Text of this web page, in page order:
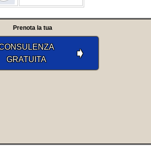
Prenota la tua
GRATUITA
➧